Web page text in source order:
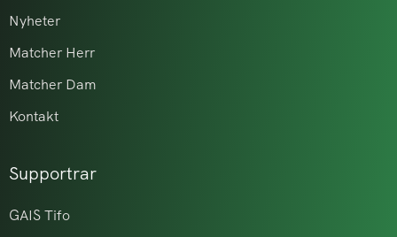
Nyheter
Matcher Herr
Matcher Dam
Kontakt
Supportrar
GAIS Tifo